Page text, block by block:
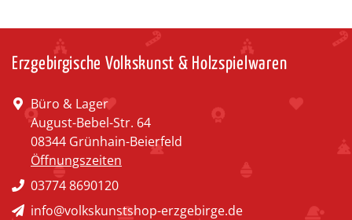
Erzgebirgische Volkskunst & Holzspielwaren
Büro & Lager
August-Bebel-Str. 64
08344 Grünhain-Beierfeld
Öffnungszeiten
03774 8690120
info@volkskunstshop-erzgebirge.de